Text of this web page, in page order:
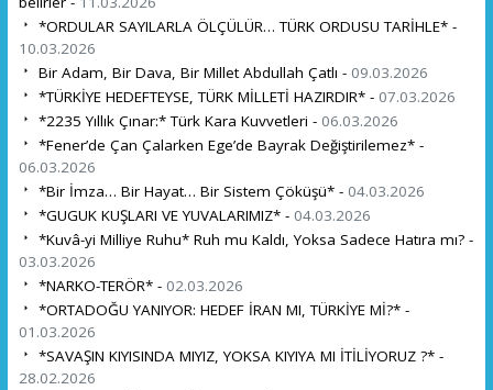
*ORDULAR SAYILARLA ÖLÇÜLÜR… TÜRK ORDUSU TARİHLE* -
10.03.2026
Bir Adam, Bir Dava, Bir Millet Abdullah Çatlı - 09.03.2026
*TÜRKİYE HEDEFTEYSE, TÜRK MİLLETİ HAZIRDIR* - 07.03.2026
*2235 Yıllık Çınar:* Türk Kara Kuvvetleri - 06.03.2026
*Fener’de Çan Çalarken Ege’de Bayrak Değiştirilemez* -
06.03.2026
*Bir İmza… Bir Hayat… Bir Sistem Çöküşü* - 04.03.2026
*GUGUK KUŞLARI VE YUVALARIMIZ* - 04.03.2026
*Kuvâ-yi Milliye Ruhu* Ruh mu Kaldı, Yoksa Sadece Hatıra mı? -
03.03.2026
*NARKO-TERÖR* - 02.03.2026
*ORTADOĞU YANIYOR: HEDEF İRAN MI, TÜRKİYE Mİ?* -
01.03.2026
*SAVAŞIN KIYISINDA MIYIZ, YOKSA KIYIYA MI İTİLİYORUZ ?* -
28.02.2026